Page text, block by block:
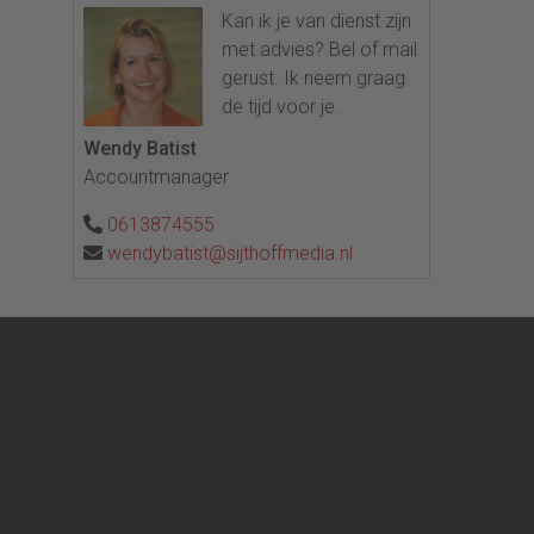
Kan ik je van dienst zijn
met advies? Bel of mail
gerust. Ik neem graag
de tijd voor je.
Wendy Batist
Accountmanager
0613874555
wendybatist@sijthoffmedia.nl